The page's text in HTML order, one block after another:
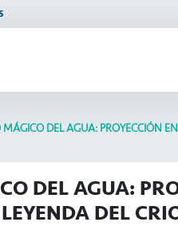
MÁGICO DEL AGUA: PROYECCIÓN
DEL AGUA:
DEL